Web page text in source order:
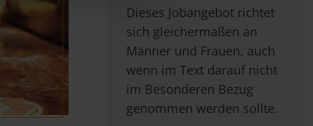
Dieses Jobangebot richtet
sich gleichermaßen an
Männer und Frauen, auch
wenn im Text darauf nicht
im Besonderen Bezug
genommen werden sollte.